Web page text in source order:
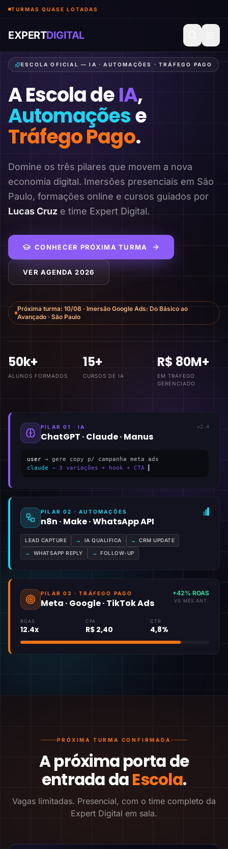
TURMAS QUASE LOTADAS
EXPERTDIGITAL
ESCOLA OFICIAL — IA · AUTOMAÇÕES · TRÁFEGO PAGO
A Escola deIA,
Automaçõese
Tráfego Pago.
Domine os três pilares que movem a nova
economia digital. Imersões presenciais em São
Paulo, formações online e cursos guiados por
Lucas Cruz e time Expert Digital.
CONHECER PRÓXIMA TURMA
VER AGENDA 2026
Próxima turma: 10/08 · Imersão Google Ads: Do Básico ao
Avançado · São Paulo
50k+
ALUNOS FORMADOS
15+
CURSOS DE IA
R$ 80M+
EM TRÁFEGO
GERENCIADO
PILAR 01 · IA
ChatGPT · Claude · Manus
v2.4
user → gere copy p/ campanha meta ads
claude → 3 variações + hook + CTA
PILAR 02 · AUTOMAÇÕES
n8n · Make · WhatsApp API
LEAD CAPTURE → IA QUALIFICA → CRM UPDATE
→ WHATSAPP REPLY → FOLLOW-UP
PILAR 03 · TRÁFEGO PAGO
Meta · Google · TikTok Ads
+42% ROAS
VS MÊS ANT.
ROAS
12.4x
CPA
R$ 2,40
CTR
4,8%
PRÓXIMA TURMA CONFIRMADA
A próxima porta de
entrada daEscola.
Vagas limitadas. Presencial, com o time completo da
Expert Digital em sala.